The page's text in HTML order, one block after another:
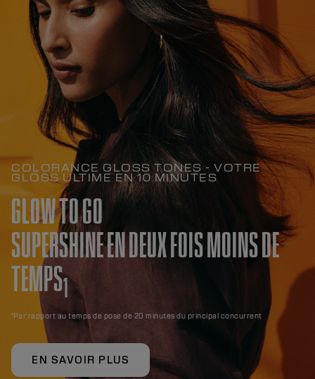
COLORANCE GLOSS TONES - VOTRE
GLOSS ULTIME EN 10 MINUTES
GLOW TO GO
SUPERSHINE EN DEUX FOIS MOINS DE
TEMPS1
¹Par rapport au temps de pose de 20 minutes du principal concurrent
EN SAVOIR PLUS